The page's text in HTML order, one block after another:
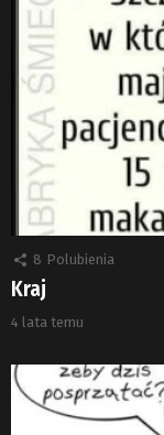
8 Polubienia
Kraj
4 lata temu